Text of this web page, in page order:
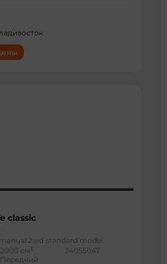
classic
2wd standard model
2000 см 3
Передний
24055047